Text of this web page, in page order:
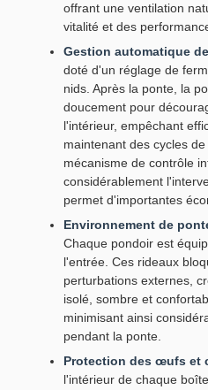
offrant une ventilation
vitalité et des
Gestion automatique
doté d'un réglage de
nids. Après la ponte, la
doucement pour
l'intérieur, empêchant
maintenant des cycles
mécanisme de contrôle
considérablement
permet d'importantes
Environnement de
Chaque pondoir est
l'entrée. Ces rideaux
perturbations externes,
isolé, sombre et
minimisant ainsi
pendant la ponte.
Protection des œufs et
l'intérieur de chaque